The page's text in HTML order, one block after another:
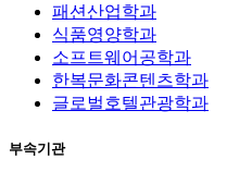
패션산업학과
식품영양학과
소프트웨어공학과
한복문화콘텐츠학과
글로벌호텔관광학과
부속기관